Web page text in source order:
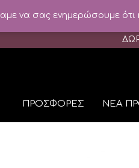
ΠΡΟΣΦΟΡΕΣ ΝΕΑ
να σας ενημερώσουμε ότι